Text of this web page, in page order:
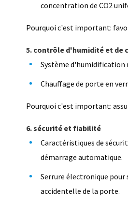
concentration de CO2
Pourquoi c'est important:
5. contrôle d'humidité et de
Système
Chauffage de porte en
Pourquoi c'est important:
6. sécurité et fiabilité
Caractéristiques de
démarrage automatique.
Serrure électronique
accidentelle de la porte.